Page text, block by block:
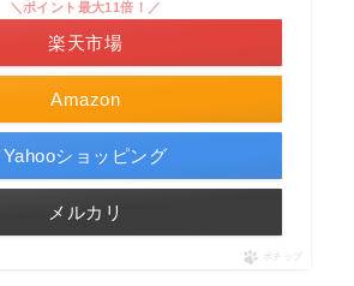
Amazon
＼ポイント最大11倍！／
楽天市場
Yahooショッピング
メルカリ
ポチップ